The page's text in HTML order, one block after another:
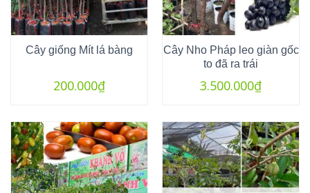
Cây giống Mít lá bàng
200.000₫
Cây Nho Pháp leo giàn gốc
to đã ra trái
3.500.000₫